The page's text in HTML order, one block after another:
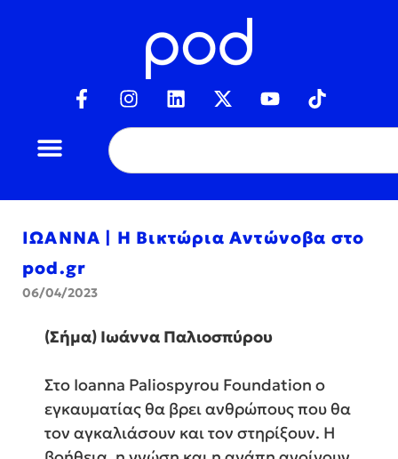
ΙΩΑΝΝΑ | Η Βικτώρια Αντώνοβα στο
pod.gr
06/04/2023
(Σήμα) Ιωάννα Παλιοσπύρου
Στο Ιoanna Paliospyrou Foundation ο
εγκαυματίας θα βρει ανθρώπους που θα
τον αγκαλιάσουν και τον στηρίξουν. Η